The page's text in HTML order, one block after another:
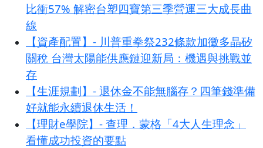
比衝57% 解密台塑四寶第三季營運三大成長曲
線
【資產配置】- 川普重拳祭232條款加徵多晶矽
關稅 台灣太陽能供應鏈迎新局：機遇與挑戰並
存
【生涯規劃】- 退休金不能無腦存？四筆錢準備
好就能永續退休生活！
【理財e學院】- 查理．蒙格「4大人生理念」
看懂成功投資的要點